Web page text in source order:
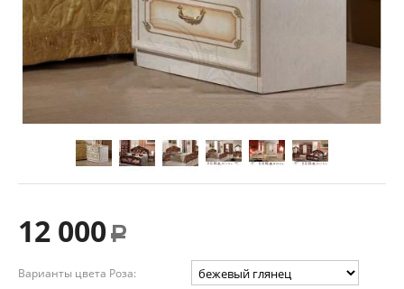
12 000 Р
Варианты цвета Роза: